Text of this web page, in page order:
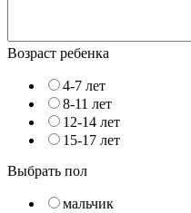
Возраст ребенка
4-7 лет
8-11 лет
12-14 лет
15-17 лет
Выбрать пол
мальчик